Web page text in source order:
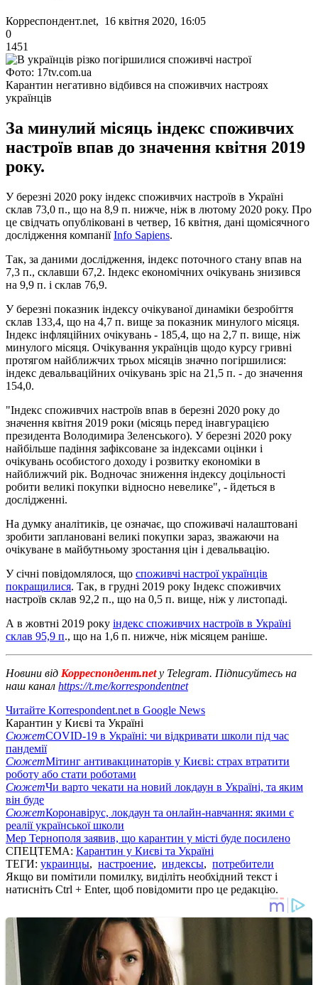
Корреспондент.net, 16 квітня 2020, 16:05
0
1451
Фото: 17tv.com.ua
Карантин негативно відбився на споживчих настроях
українців
За минулий місяць індекс споживчих
настроїв впав до значення квітня 2019
року.
У березні 2020 року індекс споживчих настроїв в Україні
склав 73,0 п., що на 8,9 п. нижче, ніж в лютому 2020 року. Про
це свідчать опубліковані в четвер, 16 квітня, дані щомісячного
дослідження компаніїInfo Sapiens.
Так, за даними дослідження, індекс поточного стану впав на
7,3 п., склавши 67,2. Індекс економічних очікувань знизився
на 9,9 п. і склав 76,9.
У березні показник індексу очікуваної динаміки безробіття
склав 133,4, що на 4,7 п. вище за показник минулого місяця.
Індекс інфляційних очікувань - 185,4, що на 2,7 п. вище, ніж
минулого місяця. Очікування українців щодо курсу гривні
протягом найближчих трьох місяців значно погіршилися:
індекс девальваційних очікувань зріс на 21,5 п. - до значення
154,0.
"Індекс споживчих настроїв впав в березні 2020 року до
значення квітня 2019 роки (місяць перед інавгурацією
президента Володимира Зеленського). У березні 2020 року
найбільше падіння зафіксоване за індексами оцінки і
очікувань особистого доходу і розвитку економіки в
найближчий рік. Водночас зниження індексу доцільності
робити великі покупки відносно невелике", - йдеться в
дослідженні.
На думку аналітиків, це означає, що споживачі налаштовані
зробити заплановані великі покупки зараз, зважаючи на
очікуване в майбутньому зростання цін і девальвацію.
У січні повідомлялося, що споживчі настрої українців
покращилися. Так, в грудні 2019 року Індекс споживчих
настроїв склав 92,2 п., що на 0,5 п. вище, ніж у листопаді.
А в жовтні 2019 року індекс споживчих настроїв в Україні
склав 95,9 п., що на 1,6 п. нижче, ніж місяцем раніше.
Новини від Корреспондент.net у Telegram. Підписуйтесь на
наш канал https://t.me/korrespondentnet
Читайте Korrespondent.net в Google News
Карантин у Києві та Україні
СюжетCOVID-19 в Україні: чи відкривати школи під час
пандемії
СюжетМітинг антивакцинаторів у Києві: страх втратити
роботу або стати роботами
СюжетЧи варто чекати на новий локдаун в Україні, та яким
він буде
СюжетКоронавірус, локдаун та онлайн-навчання: якими є
реалії української школи
Мер Тернополя заявив, що карантин у місті буде посилено
СПЕЦТЕМА: Карантин у Києві та Україні
ТЕГИ: украинцы, настроение, индексы, потребители
Якщо ви помітили помилку, виділіть необхідний текст і
натисніть Ctrl + Enter, щоб повідомити про це редакцію.